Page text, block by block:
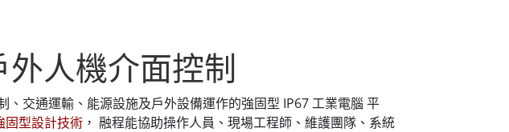
人機介面控制
交通運輸、能源設施及戶外設備運作的強固型 IP67 工業電腦 平
固型設計技術 ， 融程能協助操作人員、現場工程師、維護團隊、系統